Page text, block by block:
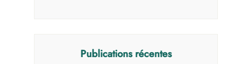
Publications récentes